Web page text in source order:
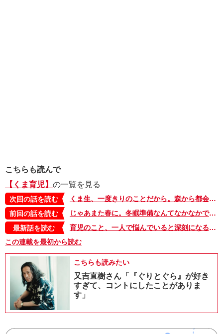
こちらも読んで
【くま育児】 の一覧を見る
次回の話を読む
くま生、一度きりのことだから。森から都会に来ーちゃった！【くま育児・都会編１】
前回の話を読む
じゃあまた春に。冬眠準備なんてなかなかできないから楽しいわ【くま育児・森の仲間編５】
最新話を読む
育児のこと、一人で悩んでいると深刻になるのに、ママどうしで話すと笑い話になっちゃうのなんでだろう…【くま育児・エピソードゼロ】
この連載を最初から読む
こちらも読みたい
又吉直樹さん「『ぐりとぐら』が好き
すぎて、コントにしたことがありま
す」